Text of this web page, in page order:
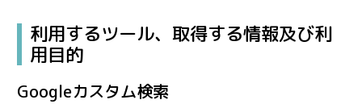
利用するツール、取得する情報及び利
用目的
Googleカスタム検索